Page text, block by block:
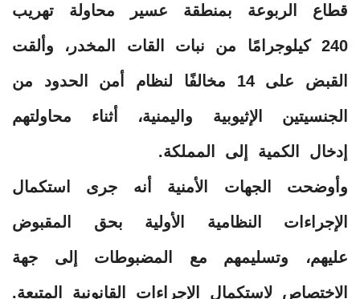
قطاع الربوعة بمنطقة عسير محاولة تهريب
240 كيلوجرامًا من نبات القات المخدر، وألقت
القبض على 14 مخالفًا لنظام أمن الحدود من
الجنسيتين الإثيوبية واليمنية، أثناء محاولتهم
إدخال الكمية إلى المملكة.
وأوضحت الجهات الأمنية أنه جرى استكمال
الإجراءات النظامية الأولية بحق المقبوض
عليهم، وتسليمهم مع المضبوطات إلى جهة
الاختصاص لاستكمال الإجراءات القانونية المتبعة.